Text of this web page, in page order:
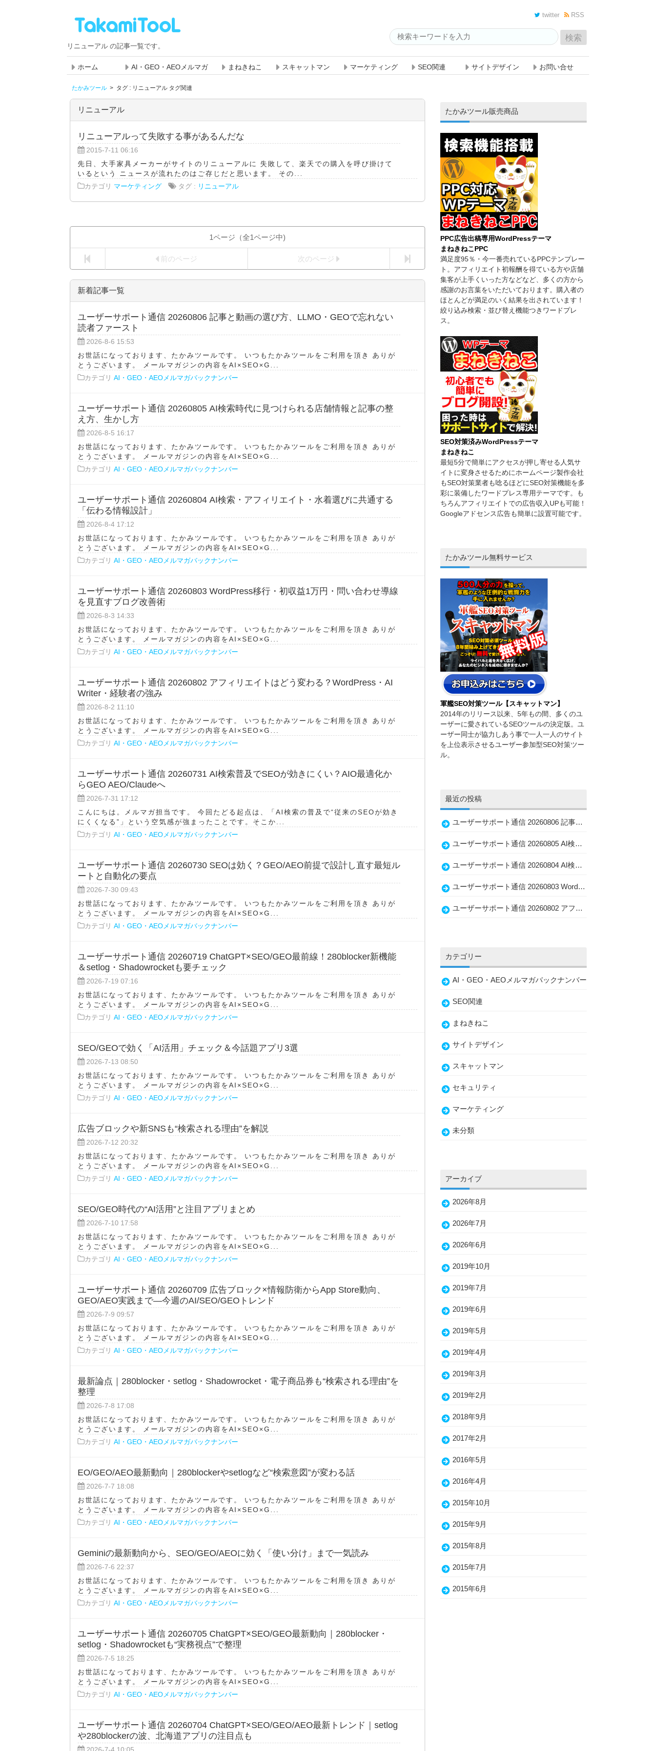
リニューアル の記事一覧です。
twitter RSS
ホーム AI・GEO・AEOメルマガ まねきねこ スキャットマン マーケティング SEO関連 サイトデザイン お問い合せ
たかみツール > タグ : リニューアル タグ関連
リニューアル
リニューアルって失敗する事があるんだな
2015-7-11 06:16
先日、大手家具メーカーがサイトのリニューアルに 失敗して、楽天での購入を呼び掛けて
いるという ニュースが流れたのはご存じだと思います。 その...
カテゴリ マーケティング タグ : リニューアル
1ページ（全1ページ中)
前のページ 次のページ
新着記事一覧
ユーザーサポート通信 20260806 記事と動画の選び方、LLMO・GEOで忘れない
読者ファースト
2026-8-6 15:53
お世話になっております、たかみツールです。 いつもたかみツールをご利用を頂き ありが
とうございます。 メールマガジンの内容をAI×SEO×G...
カテゴリ AI・GEO・AEOメルマガバックナンバー
ユーザーサポート通信 20260805 AI検索時代に見つけられる店舗情報と記事の整
え方、生かし方
2026-8-5 16:17
お世話になっております、たかみツールです。 いつもたかみツールをご利用を頂き ありが
とうございます。 メールマガジンの内容をAI×SEO×G...
カテゴリ AI・GEO・AEOメルマガバックナンバー
ユーザーサポート通信 20260804 AI検索・アフィリエイト・水着選びに共通する
「伝わる情報設計」
2026-8-4 17:12
お世話になっております、たかみツールです。 いつもたかみツールをご利用を頂き ありが
とうございます。 メールマガジンの内容をAI×SEO×G...
カテゴリ AI・GEO・AEOメルマガバックナンバー
ユーザーサポート通信 20260803 WordPress移行・初収益1万円・問い合わせ導線
を見直すブログ改善術
2026-8-3 14:33
お世話になっております、たかみツールです。 いつもたかみツールをご利用を頂き ありが
とうございます。 メールマガジンの内容をAI×SEO×G...
カテゴリ AI・GEO・AEOメルマガバックナンバー
ユーザーサポート通信 20260802 アフィリエイトはどう変わる？WordPress・AI
Writer・経験者の強み
2026-8-2 11:10
お世話になっております、たかみツールです。 いつもたかみツールをご利用を頂き ありが
とうございます。 メールマガジンの内容をAI×SEO×G...
カテゴリ AI・GEO・AEOメルマガバックナンバー
ユーザーサポート通信 20260731 AI検索普及でSEOが効きにくい？AIO最適化か
らGEO AEO/Claudeへ
2026-7-31 17:12
こんにちは。メルマガ担当です。 今回たどる起点は、「AI検索の普及で“従来のSEOが効き
にくくなる”」という空気感が強まったことです。そこか...
カテゴリ AI・GEO・AEOメルマガバックナンバー
ユーザーサポート通信 20260730 SEOは効く？GEO/AEO前提で設計し直す最短ル
ートと自動化の要点
2026-7-30 09:43
お世話になっております、たかみツールです。 いつもたかみツールをご利用を頂き ありが
とうございます。 メールマガジンの内容をAI×SEO×G...
カテゴリ AI・GEO・AEOメルマガバックナンバー
ユーザーサポート通信 20260719 ChatGPT×SEO/GEO最前線！280blocker新機能
＆setlog・Shadowrocketも要チェック
2026-7-19 07:16
お世話になっております、たかみツールです。 いつもたかみツールをご利用を頂き ありが
とうございます。 メールマガジンの内容をAI×SEO×G...
カテゴリ AI・GEO・AEOメルマガバックナンバー
SEO/GEOで効く「AI活用」チェック＆今話題アプリ3選
2026-7-13 08:50
お世話になっております、たかみツールです。 いつもたかみツールをご利用を頂き ありが
とうございます。 メールマガジンの内容をAI×SEO×G...
カテゴリ AI・GEO・AEOメルマガバックナンバー
広告ブロックや新SNSも“検索される理由”を解説
2026-7-12 20:32
お世話になっております、たかみツールです。 いつもたかみツールをご利用を頂き ありが
とうございます。 メールマガジンの内容をAI×SEO×G...
カテゴリ AI・GEO・AEOメルマガバックナンバー
SEO/GEO時代の“AI活用”と注目アプリまとめ
2026-7-10 17:58
お世話になっております、たかみツールです。 いつもたかみツールをご利用を頂き ありが
とうございます。 メールマガジンの内容をAI×SEO×G...
カテゴリ AI・GEO・AEOメルマガバックナンバー
ユーザーサポート通信 20260709 広告ブロック×情報防衛からApp Store動向、
GEO/AEO実践まで—今週のAI/SEO/GEOトレンド
2026-7-9 09:57
お世話になっております、たかみツールです。 いつもたかみツールをご利用を頂き ありが
とうございます。 メールマガジンの内容をAI×SEO×G...
カテゴリ AI・GEO・AEOメルマガバックナンバー
最新論点｜280blocker・setlog・Shadowrocket・電子商品券も“検索される理由”を
整理
2026-7-8 17:08
お世話になっております、たかみツールです。 いつもたかみツールをご利用を頂き ありが
とうございます。 メールマガジンの内容をAI×SEO×G...
カテゴリ AI・GEO・AEOメルマガバックナンバー
EO/GEO/AEO最新動向｜280blockerやsetlogなど“検索意図”が変わる話
2026-7-7 18:08
お世話になっております、たかみツールです。 いつもたかみツールをご利用を頂き ありが
とうございます。 メールマガジンの内容をAI×SEO×G...
カテゴリ AI・GEO・AEOメルマガバックナンバー
Geminiの最新動向から、SEO/GEO/AEOに効く「使い分け」まで一気読み
2026-7-6 22:37
お世話になっております、たかみツールです。 いつもたかみツールをご利用を頂き ありが
とうございます。 メールマガジンの内容をAI×SEO×G...
カテゴリ AI・GEO・AEOメルマガバックナンバー
ユーザーサポート通信 20260705 ChatGPT×SEO/GEO最新動向｜280blocker・
setlog・Shadowrocketも“実務視点”で整理
2026-7-5 18:25
お世話になっております、たかみツールです。 いつもたかみツールをご利用を頂き ありが
とうございます。 メールマガジンの内容をAI×SEO×G...
カテゴリ AI・GEO・AEOメルマガバックナンバー
ユーザーサポート通信 20260704 ChatGPT×SEO/GEO/AEO最新トレンド｜setlog
や280blockerの波、北海道アプリの注目点も
たかみツール販売商品
PPC広告出稿専用WordPressテーマ
まねきねこPPC
満足度95％・今一番売れているPPCテンプレー
ト。アフィリエイト初報酬を得ている方や店舗
集客が上手くいった方などなど、多くの方から
感謝のお言葉をいただいております。購入者の
ほとんどが満足のいく結果を出されています！
絞り込み検索・並び替え機能つきワードプレ
ス。
SEO対策済みWordPressテーマ
まねきねこ
最短5分で簡単にアクセスが押し寄せる人気サ
イトに変身させるためにホームページ製作会社
もSEO対策業者も唸るほどにSEO対策機能を多
彩に装備したワードプレス専用テーマです。も
ちろんアフィリエイトでの広告収入UPも可能！
Googleアドセンス広告も簡単に設置可能です。
たかみツール無料サービス
軍艦SEO対策ツール【スキャットマン】
2014年のリリース以来、5年もの間、多くのユ
ーザーに愛されているSEOツールの決定版。ユ
ーザー同士が協力しあう事で一人一人のサイト
を上位表示させるユーザー参加型SEO対策ツー
ル。
最近の投稿
ユーザーサポート通信 20260806 記事と動画の選び方、LLMO・GEOで忘れない読者ファースト
ユーザーサポート通信 20260805 AI検索時代に見つけられる店舗情報と記事の整え方、生かし方
ユーザーサポート通信 20260804 AI検索・アフィリエイト・水着選びに共通する「伝わる情報設計」
ユーザーサポート通信 20260803 WordPress移行・初収益1万円・問い合わせ導線を見直すブログ改善術
ユーザーサポート通信 20260802 アフィリエイトはどう変わる？WordPress・AI Writer・経験者の強み
カテゴリー
AI・GEO・AEOメルマガバックナンバー
SEO関連
まねきねこ
サイトデザイン
スキャットマン
セキュリティ
マーケティング
未分類
アーカイブ
2026年8月
2026年7月
2026年6月
2019年10月
2019年7月
2019年6月
2019年5月
2019年4月
2019年3月
2019年2月
2018年9月
2017年2月
2016年5月
2016年4月
2015年10月
2015年9月
2015年8月
2015年7月
2015年6月